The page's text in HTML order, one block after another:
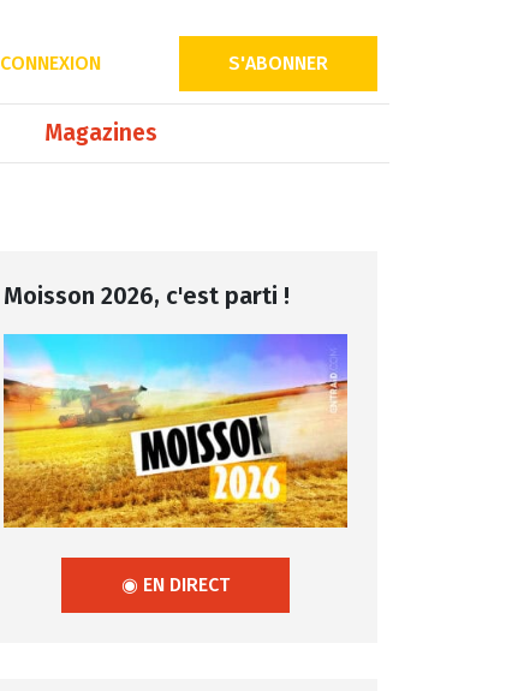
CONNEXION S'ABONNER
Magazines
Moisson 2026, c'est parti !
◉ EN DIRECT